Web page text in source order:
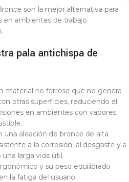
son la mejor alternativa para
en ambientes de trabajo
pala antichispa de
material no ferroso que no genera
otras superficies, reduciendo el
en ambientes con vapores
una aleación de bronce de alta
a la corrosión, al desgaste y a
larga vida útil.
y su peso equilibrado
la fatiga del usuario.